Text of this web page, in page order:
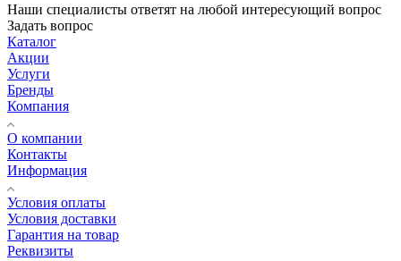
Наши специалисты ответят на любой интересующий вопрос
Задать вопрос
Каталог
Акции
Услуги
Бренды
Компания
О компании
Контакты
Информация
Условия оплаты
Условия доставки
Гарантия на товар
Реквизиты